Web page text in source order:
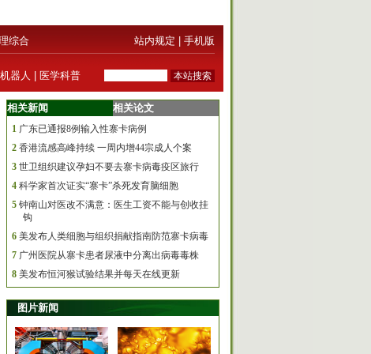
综合 站内规定 手机版
器人 医学科普
相关新闻 相关论文
1 广东已通报8例输入性寨卡病例
2 香港流感高峰持续 一周内增44宗成人个案
3 世卫组织建议孕妇不要去寨卡病毒疫区旅行
4 科学家首次证实“寨卡”杀死发育脑细胞
5 钟南山对医改不满意：医生工资不能与创收挂
钩
6 美发布人类细胞与组织捐献指南防范寨卡病毒
7 广州医院从寨卡患者尿液中分离出病毒毒株
8 美发布恒河猴试验结果并每天在线更新
图片新闻